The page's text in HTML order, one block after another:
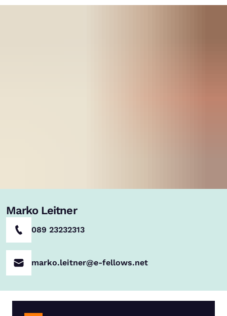
Marko Leitner
089 23232313
marko.leitner@e-fellows.net